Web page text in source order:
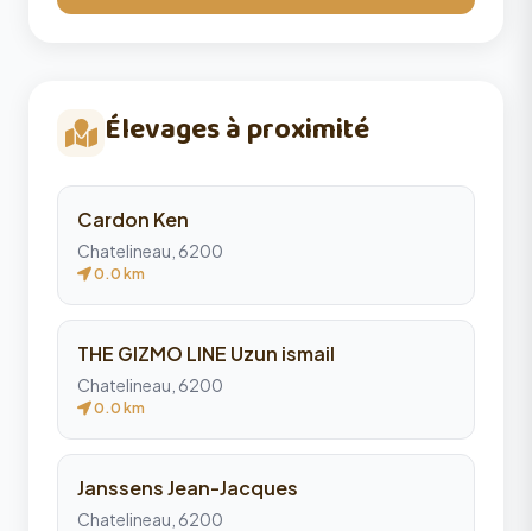
Élevages à proximité
Cardon Ken
Chatelineau, 6200
0.0 km
THE GIZMO LINE Uzun ismail
Chatelineau, 6200
0.0 km
Janssens Jean-Jacques
Chatelineau, 6200